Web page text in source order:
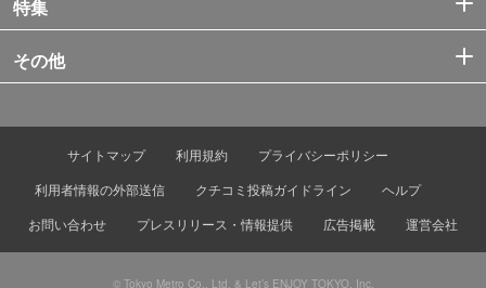
特集
その他
サイトマップ 利用規約
プライバシーポリシー
利用者情報の外部送信
クチコミ投稿ガイドライン
ヘルプ
お問い合わせ
プレスリリース・情報提供 広告掲載 運営会社
© Tokyo Metro Co., Ltd. & Let’s ENJOY TOKYO, Inc.